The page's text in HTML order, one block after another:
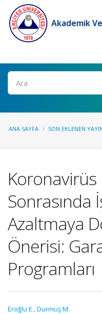
Akademik
Ara
ANA SAYFA SON EKLENEN
Sonrasında
Azaltmaya
Önerisi:
Programları
Eroğlu E.,Durmuş M.